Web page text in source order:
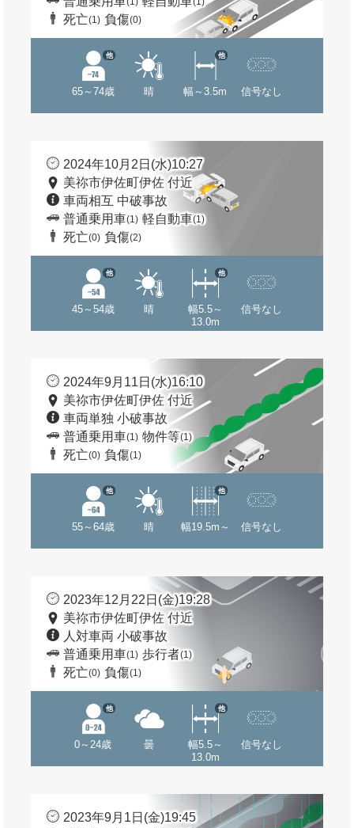
死亡(1) 負傷(0)
65～74歳
他
晴 幅～3.5m
他
信号なし
2024年10月2日(水)10:27
美祢市伊佐町伊佐 付近
車両相互 中破事故
普通乗用車(1) 軽自動車(1)
死亡(0) 負傷(2)
45～54歳
他
晴
幅5.5～
13.0m
他
信号なし
2024年9月11日(水)16:10
美祢市伊佐町伊佐 付近
車両単独 小破事故
普通乗用車(1) 物件等(1)
死亡(0) 負傷(1)
55～64歳
他
晴 幅19.5m～
他
信号なし
2023年12月22日(金)19:28
美祢市伊佐町伊佐 付近
人対車両 小破事故
普通乗用車(1) 歩行者(1)
死亡(0) 負傷(1)
0～24歳
他
曇
幅5.5～
13.0m
他
信号なし
2023年9月1日(金)19:45